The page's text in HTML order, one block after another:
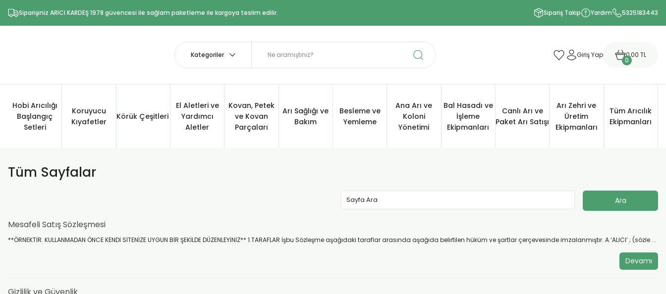
Siparişiniz ARICI KARDEŞ 1978 güvencesi ile sağlam paketleme ile kargoya teslim edilir. Sipariş Takip Yardım 5325183443
Giriş Yap
0
0,00 TL
Hobi Arıcılığı
Başlangıç
Setleri
Koruyucu
Kıyafetler
Körük Çeşitleri
El Aletleri ve
Yardımcı
Aletler
Kovan, Petek
ve Kovan
Parçaları
Arı Sağlığı ve
Bakım
Besleme ve
Yemleme
Ana Arı ve
Koloni
Yönetimi
Bal Hasadı ve
İşleme
Ekipmanları
Canlı Arı ve
Paket Arı Satışı
Arı Zehri ve
Üretim
Ekipmanları
Tüm Arıcılık
Ekipmanları
Tüm Sayfalar
Mesafeli Satış Sözleşmesi
**ÖRNEKTİR. KULLANMADAN ÖNCE KENDİ SİTENİZE UYGUN BİR ŞEKİLDE DÜZENLEYİNİZ** 1.TARAFLAR İşbu Sözleşme aşağıdaki taraflar arasında aşağıda belirtilen hüküm ve şartlar çerçevesinde imzalanmıştır. A.‘ALICI’ ; (sözle ...
Devamı